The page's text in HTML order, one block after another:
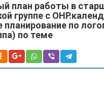
план работы в
группе с
планирование по
по теме